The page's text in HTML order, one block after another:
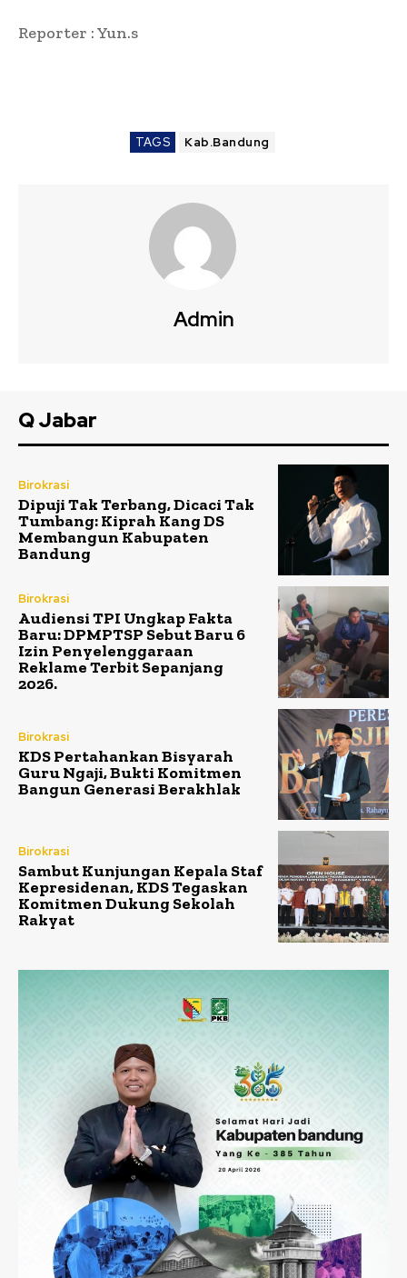
Reporter : Yun.s
TAGS Kab.Bandung
Admin
Q Jabar
Birokrasi
Dipuji Tak Terbang, Dicaci Tak
Tumbang: Kiprah Kang DS
Membangun Kabupaten
Bandung
Birokrasi
Audiensi TPI Ungkap Fakta
Baru: DPMPTSP Sebut Baru 6
Izin Penyelenggaraan
Reklame Terbit Sepanjang
2026.
Birokrasi
KDS Pertahankan Bisyarah
Guru Ngaji, Bukti Komitmen
Bangun Generasi Berakhlak
Birokrasi
Sambut Kunjungan Kepala Staf
Kepresidenan, KDS Tegaskan
Komitmen Dukung Sekolah
Rakyat